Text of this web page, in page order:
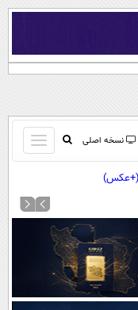
نسخه اصلی
باز
و
کردن
(+عکس)